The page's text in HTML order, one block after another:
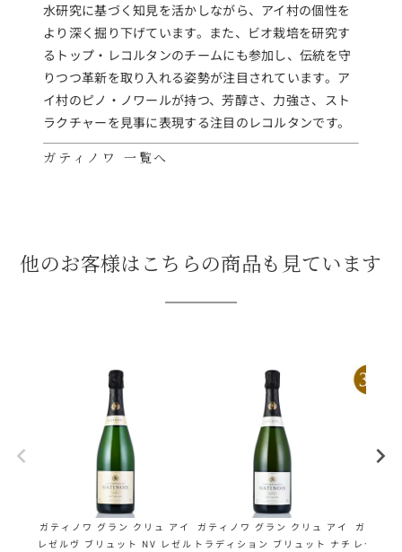
水研究に基づく知見を活かしながら、アイ村の個性を
より深く掘り下げています。また、ビオ栽培を研究す
るトップ・レコルタンのチームにも参加し、伝統を守
りつつ革新を取り入れる姿勢が注目されています。ア
イ村のピノ・ノワールが持つ、芳醇さ、力強さ、スト
ラクチャーを見事に表現する注目のレコルタンです。
ガティノワ 一覧へ
他のお客様はこちらの商品も見ています
ガティノワ グラン クリュ アイ
レゼルヴ ブリュット NV レゼル
ガティノワ グラン クリュ アイ
トラディション ブリュット ナチ
ガティ
レゼルヴ